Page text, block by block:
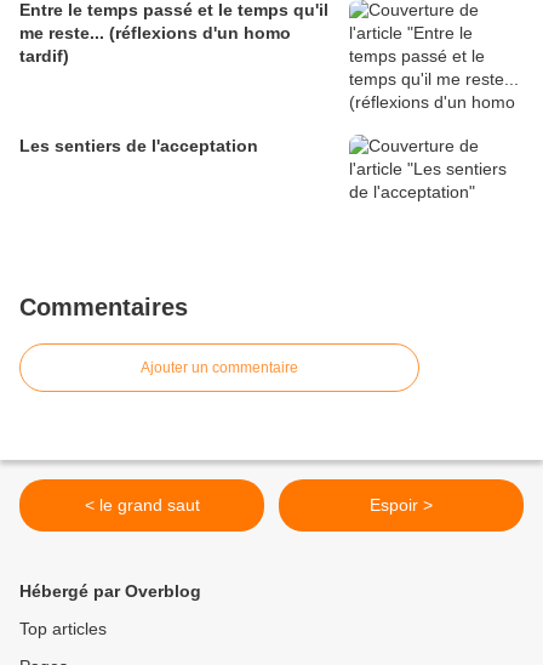
Entre le temps passé et le temps qu'il
me reste... (réflexions d'un homo
tardif)
Les sentiers de l'acceptation
Commentaires
Ajouter un commentaire
< le grand saut Espoir >
Hébergé par Overblog
Top articles